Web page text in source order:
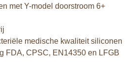
met Y-model doorstroom 6+
medische kwaliteit siliconen
FDA, CPSC, EN14350 en LFGB